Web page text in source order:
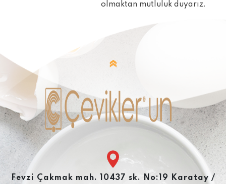
olmaktan mutluluk duyarız.
Fevzi Çakmak mah. 10437 sk. No:19 Karatay /